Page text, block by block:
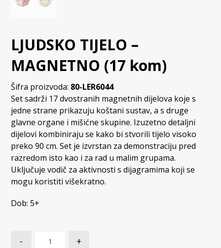
LJUDSKO TIJELO –
MAGNETNO (17 kom)
Šifra proizvoda: 80-LER6044
Set sadrži 17 dvostranih magnetnih dijelova koje s
jedne strane prikazuju koštani sustav, a s druge
glavne organe i mišićne skupine. Izuzetno detaljni
dijelovi kombiniraju se kako bi stvorili tijelo visoko
preko 90 cm. Set je izvrstan za demonstraciju pred
razredom isto kao i za rad u malim grupama.
Uključuje vodič za aktivnosti s dijagramima koji se
mogu koristiti višekratno.
Dob: 5+
- +